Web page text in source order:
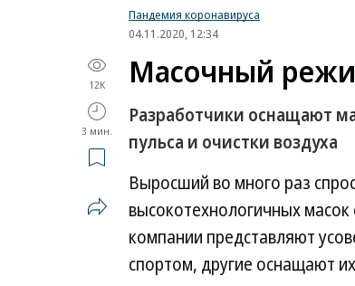
Пандемия коронавируса
04.11.2020, 12:34
12K
3 мин.
Масочный
Разработчики оснащают
пульса и очистки воздуха
Выросший во много раз
высокотехнологичных
компании представляют
спортом, другие оснащают